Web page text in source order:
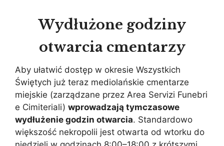
Wydłużone godziny
otwarcia cmentarzy
Aby ułatwić dostęp w okresie Wszystkich
Świętych już teraz mediolańskie cmentarze
miejskie (zarządzane przez Area Servizi Funebri
e Cimiteriali) wprowadzają tymczasowe
wydłużenie godzin otwarcia. Standardowo
większość nekropolii jest otwarta od wtorku do